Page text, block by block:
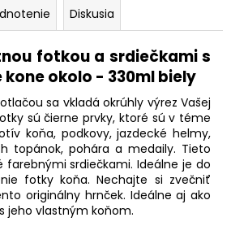
Diskusia
fotkou a srdiečkami s
okolo - 330ml biely
sa vkladá okrúhly výrez Vašej
sú čierne prvky, ktoré sú v téme
koňa, podkovy, jazdecké helmy,
topánok, pohára a medaily. Tieto
srdiečkami. Ideálne je do
fotky koňa. Nechajte si zvečniť
originálny hrnček. Ideálne aj ako
jeho vlastným koňom.